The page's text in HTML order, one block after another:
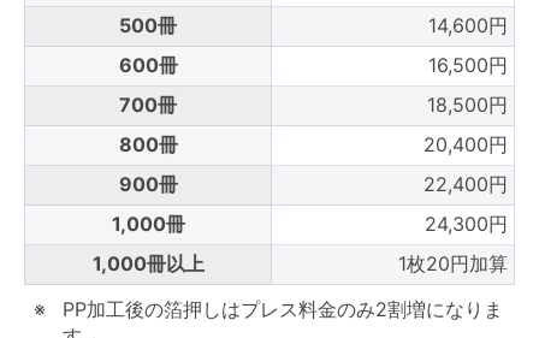
500冊
14,600円
600冊
16,500円
700冊
18,500円
800冊
20,400円
900冊
22,400円
1,000冊
24,300円
1,000冊以上
1枚20円加算
PP加工後の箔押しはプレス料金のみ2割増になりま